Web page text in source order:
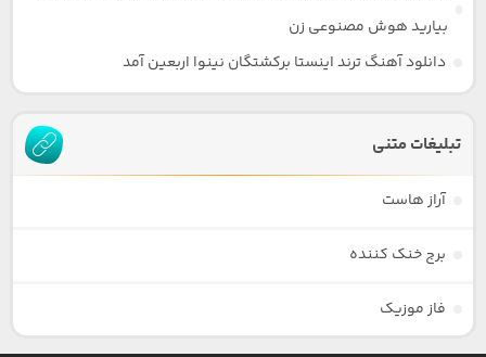
بیارید هوش مصنوعی زن
دانلود آهنگ ترند اینستا برکشتگان نینوا اربعین آمد
تبلیغات متنی
آراز هاست
برج خنک کننده
فاز موزیک